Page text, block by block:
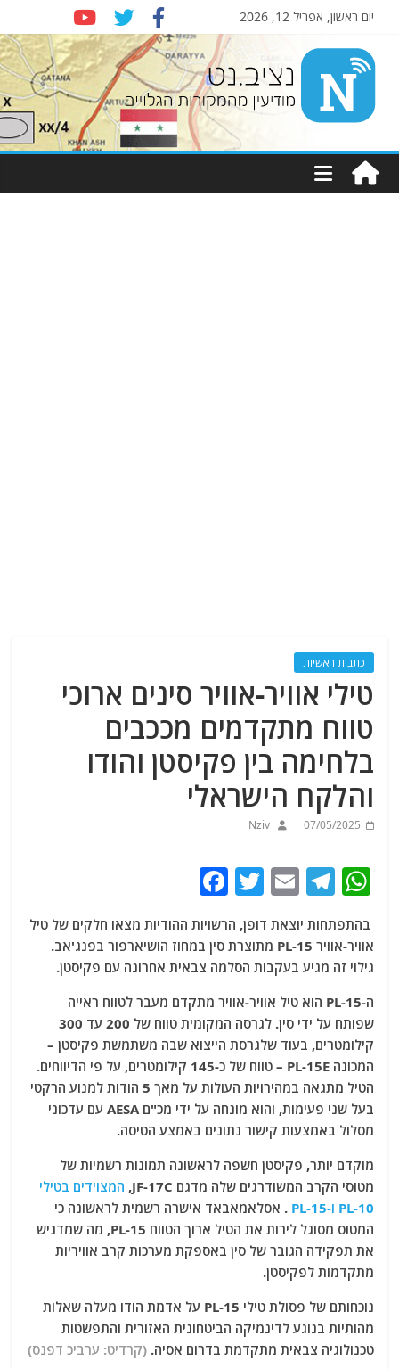
יום ראשון, אפריל 12, 2026
Nziv.net
מודיעין
מהמקורות
כתבות ראשיות
טילי אוויר-אוויר סינים ארוכי
טווח מתקדמים מככבים
בלחימה בין פקיסטן והודו
והלקח הישראלי
07/05/2025
Nziv
W
at
s
A
p
p
T
e
g
ra
m
E
ai
l
T
itt
er
c
e
b
o
o
k
בהתפתחות יוצאת דופן, הרשויות ההודיות מצאו חלקים של טיל
אוויר-אוויר PL-15 מתוצרת סין במחוז הושיארפור בפנג'אב.
גילוי זה מגיע בעקבות הסלמה צבאית אחרונה עם פקיסטן.
ה-PL-15 הוא טיל אוויר-אוויר מתקדם מעבר לטווח ראייה
שפותח על ידי סין. לגרסה המקומית טווח של 200 עד 300
קילומטרים, בעוד שלגרסת הייצוא שבה משתמשת פקיסטן –
המכונה PL-15E – טווח של כ-145 קילומטרים, על פי הדיווחים.
הטיל מתגאה במהירויות העולות על מאך 5 הודות למנוע הרקטי
בעל שני פעימות, והוא מונחה על ידי מכ"ם AESA עם עדכוני
מסלול באמצעות קישור נתונים באמצע הטיסה.
מוקדם יותר, פקיסטן חשפה לראשונה תמונות רשמיות של
מטוסי הקרב המשודרגים שלה מדגם JF-17C,
המצוידים בטילי
PL-10 ו-PL-15
. אסלאמאבאד אישרה רשמית לראשונה כי
המטוס מסוגל לירות את הטיל ארוך הטווח PL-15, מה שמדגיש
את תפקידה הגובר של סין באספקת מערכות קרב אוויריות
מתקדמות לפקיסטן.
נוכחותם של פסולת טילי PL-15 על אדמת הודו מעלה שאלות
מהותיות בנוגע לדינמיקה הביטחונית האזורית והתפשטות
טכנולוגיה צבאית מתקדמת בדרום אסיה.(קרדיט: ערביכ דפנס)